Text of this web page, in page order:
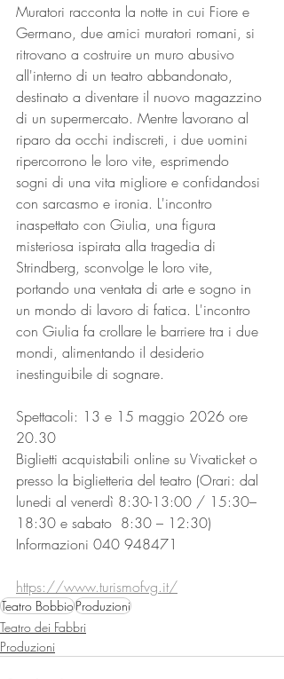
Muratori racconta la notte in cui Fiore e
Germano, due amici muratori romani, si
ritrovano a costruire un muro abusivo
all'interno di un teatro abbandonato,
destinato a diventare il nuovo magazzino
di un supermercato. Mentre lavorano al
riparo da occhi indiscreti, i due uomini
ripercorrono le loro vite, esprimendo
sogni di una vita migliore e confidandosi
con sarcasmo e ironia. L'incontro
inaspettato con Giulia, una figura
misteriosa ispirata alla tragedia di
Strindberg, sconvolge le loro vite,
portando una ventata di arte e sogno in
un mondo di lavoro di fatica. L'incontro
con Giulia fa crollare le barriere tra i due
mondi, alimentando il desiderio
inestinguibile di sognare.
Spettacoli: 13 e 15 maggio 2026 ore
20.30
Biglietti acquistabili online su Vivaticket o
presso la biglietteria del teatro (Orari: dal
lunedi al venerdì 8:30-13:00 / 15:30–
18:30 e sabato  8:30 – 12:30)
Informazioni 040 948471
https://www.turismofvg.it/
Teatro BobbioProduzioni
Teatro dei Fabbri
Produzioni